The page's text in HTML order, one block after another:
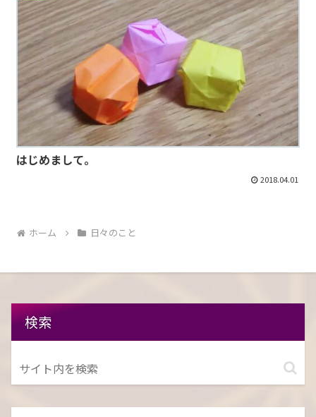
はじめまして。
2018.04.01
ホーム 日々のこと
検索